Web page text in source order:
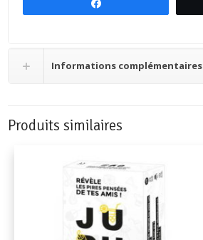
Informations complémentaires
Produits similaires